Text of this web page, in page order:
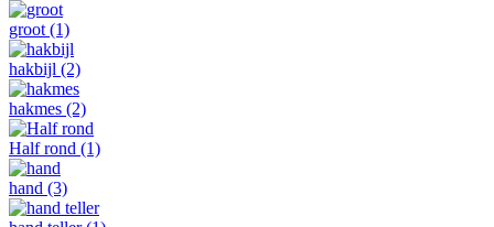
groot (1)
hakbijl (2)
hakmes (2)
Half rond (1)
hand (3)